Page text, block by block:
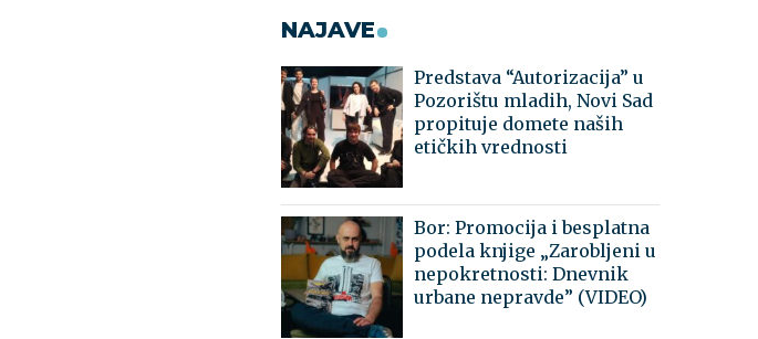
NAJAVE
Predstava “Autorizacija” u
Pozorištu mladih, Novi Sad
propituje domete naših
etičkih vrednosti
Bor: Promocija i besplatna
podela knjige „Zarobljeni u
nepokretnosti: Dnevnik
urbane nepravde” (VIDEO)